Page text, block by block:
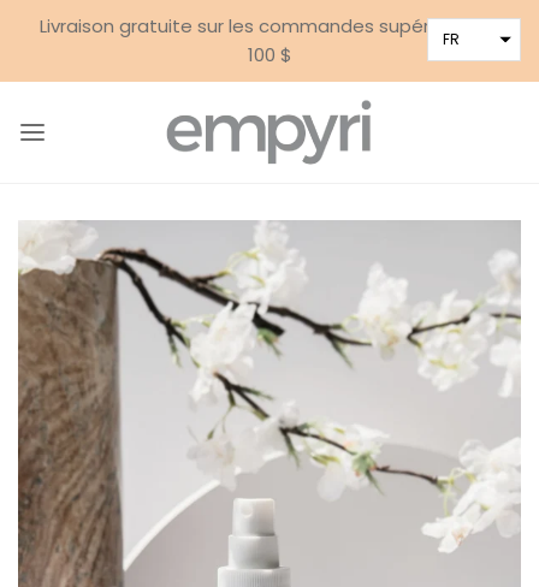
Livraison gratuite sur les commandes supérieures à
100 $
FR